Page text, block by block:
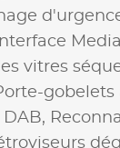
Interface
vitres
gobelets